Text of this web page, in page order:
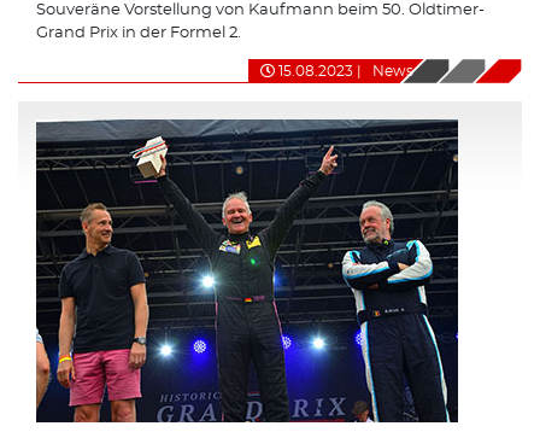
Souveräne Vorstellung von Kaufmann beim 50. Oldtimer-
Grand Prix in der Formel 2.
15.08.2023 News